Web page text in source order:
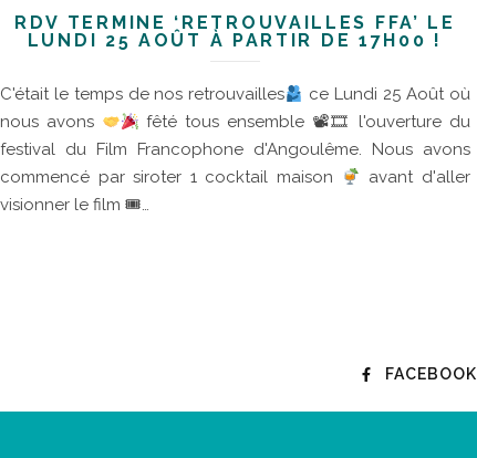
RDV TERMINÉ ‘RETROUVAILLES FFA’ LE
LUNDI 25 AOÛT À PARTIR DE 17H00 !
C'était le temps de nos retrouvailles
ce Lundi 25 Août où
nous avons
fêté tous ensemble 📽🎞 l'ouverture du
festival du Film Francophone d'Angoulême. Nous avons
commencé par siroter 1 cocktail maison
avant d'aller
visionner le film 🎟…
FACEBOOK